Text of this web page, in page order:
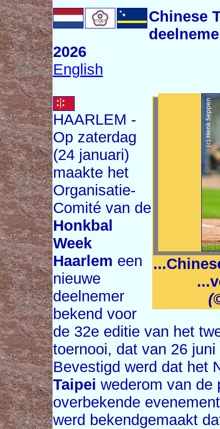
Chinese
2026
English
HAARLEM -
Op zaterdag
(24 januari)
maakte het
Organisatie-
Comité van de
Honkbal
Week
Haarlem een
nieuwe
deelnemer
bekend voor
de 32e editie van het
toernooi, dat van 26
Bevestigd werd dat het
Taipei wederom van de
overbekende
werd bekendgemaakt